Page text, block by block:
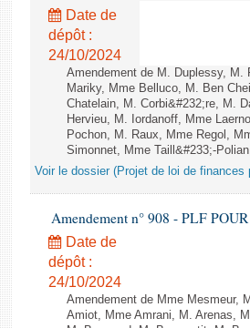
Date de
dépôt :
24/10/2024
Amendement de M. Duplessy, M.
Mariky, Mme Belluco, M. Ben
Chatelain, M. Corbi&#232;re, M.
Hervieu, M. Iordanoff, Mme
Pochon, M. Raux, Mme Regol,
Simonnet, Mme Taill&#233;-
Voir le dossier (Projet de loi de finances
Amendement n° 908 - PLF
Date de
dépôt :
24/10/2024
Amendement de Mme Mesmeur,
Amiot, Mme Amrani, M. Arenas,